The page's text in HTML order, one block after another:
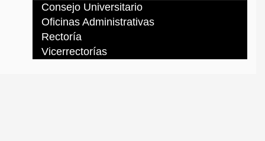
Consejo Universitario
Oficinas Administrativas
Rectoría
Vicerrectorías